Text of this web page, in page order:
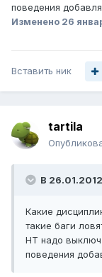
поведения
Изменено 26
Вставить ник
tartila
В
Какие
такие баги
HT надо
поведения